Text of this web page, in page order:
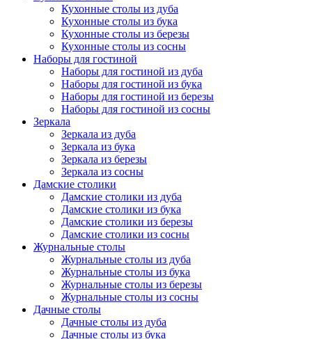
Кухонные столы из дуба
Кухонные столы из бука
Кухонные столы из березы
Кухонные столы из сосны
Наборы для гостиной
Наборы для гостиной из дуба
Наборы для гостиной из бука
Наборы для гостиной из березы
Наборы для гостиной из сосны
Зеркала
Зеркала из дуба
Зеркала из бука
Зеркала из березы
Зеркала из сосны
Дамские столики
Дамские столики из дуба
Дамские столики из бука
Дамские столики из березы
Дамские столики из сосны
Журнальные столы
Журнальные столы из дуба
Журнальные столы из бука
Журнальные столы из березы
Журнальные столы из сосны
Дачные столы
Дачные столы из дуба
Дачные столы из бука